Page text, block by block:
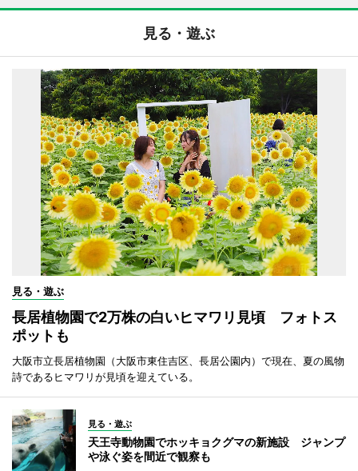
見る・遊ぶ
見る・遊ぶ
長居植物園で2万株の白いヒマワリ見頃 フォトス
ポットも
大阪市立長居植物園（大阪市東住吉区、長居公園内）で現在、夏の風物
詩であるヒマワリが見頃を迎えている。
見る・遊ぶ
天王寺動物園でホッキョクグマの新施設 ジャンプ
や泳ぐ姿を間近で観察も